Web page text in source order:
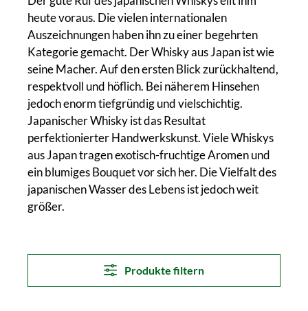
heute voraus. Die vielen internationalen
Auszeichnungen haben ihn zu einer begehrten
Kategorie gemacht. Der Whisky aus Japan ist wie
seine Macher. Auf den ersten Blick zurückhaltend,
respektvoll und höflich. Bei näherem Hinsehen
jedoch enorm tiefgründig und vielschichtig.
Japanischer Whisky ist das Resultat
perfektionierter Handwerkskunst. Viele Whiskys
aus Japan tragen exotisch-fruchtige Aromen und
ein blumiges Bouquet vor sich her. Die Vielfalt des
japanischen Wasser des Lebens ist jedoch weit
größer.
Produkte filtern